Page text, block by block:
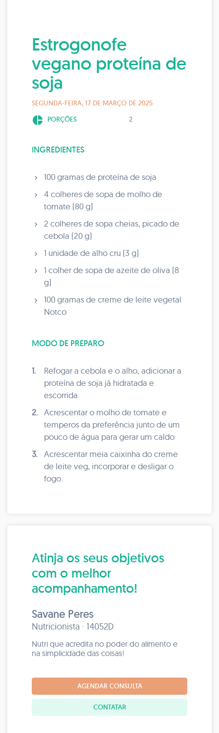
Estrogonofe
vegano proteína de
soja
SEGUNDA-FEIRA, 17 DE MARÇO DE 2025
pie_chart PORÇÕES 2
INGREDIENTES
100 gramas de proteína de soja
4 colheres de sopa de molho de
tomate (80 g)
2 colheres de sopa cheias, picado de
cebola (20 g)
1 unidade de alho cru (3 g)
1 colher de sopa de azeite de oliva (8
g)
100 gramas de creme de leite vegetal
Notco
MODO DE PREPARO
1.
Refogar a cebola e o alho, adicionar a
proteína de soja já hidratada e
escorrida.
2.
Acrescentar o molho de tomate e
temperos da preferência junto de um
pouco de água para gerar um caldo
3.
Acrescentar meia caixinha do creme
de leite veg, incorporar e desligar o
fogo.
Atinja os seus objetivos
com o melhor
acompanhamento!
Savane Peres
Nutricionista · 14052D
Nutri que acredita no poder do alimento e
na simplicidade das coisas!
AGENDAR CONSULTA
CONTATAR